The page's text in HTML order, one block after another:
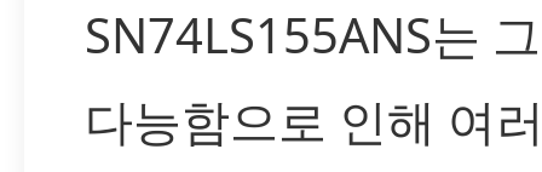
SN74LS155ANS는
다능함으로 인해 여